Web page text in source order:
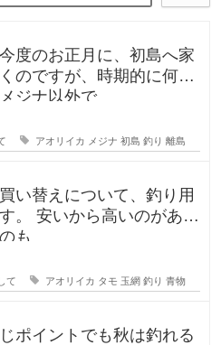
度のお正月に、初島へ家
のですが、時期的に何が
ジナ以外で
アオリイカ メジナ 初島 釣り 離島
い替えについて、釣り用
あり
も
て アオリイカ タモ 玉網 釣り 青物
ポイントでも秋は釣れる